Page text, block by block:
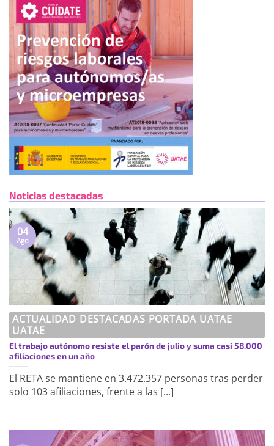
Noticias destacadas
ACTUALIDAD DESTACADAS PORTADA UATAE
UATAE
El trabajo autónomo resiste el parón de julio y suma casi 58.000
afiliaciones en un año
El RETA se mantiene en 3.472.357 personas tras perder
solo 103 afiliaciones, frente a las [...]
04
Ago